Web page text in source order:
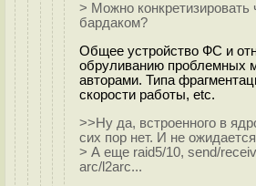
> Можно конкретизировать
бардаком?
Общее устройство ФС и
обруливанию проблемных
авторами. Типа
скорости работы, etc.
>>Ну да, встроенного в
сих пор нет. И не
> А еще raid5/10, send/
arc/l2arc...